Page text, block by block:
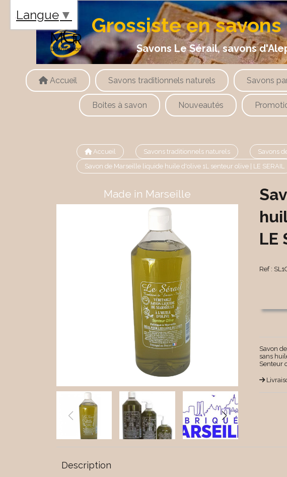
Grossiste en
Savons Le Sérail, savons d'Alep,
Accueil Savons traditionnels naturels Savons
Boites à savon Nouveautés
Accueil Savons traditionnels naturels Savons
Savon de Marseille liquide huile d'olive 1L senteur olive | LE SERAIL
Made in Marseille
LE
Ref :
Savon
sans
Senteur
Description
Langue ▼
Panneau de gestion des cookies